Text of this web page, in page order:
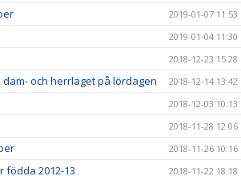
2019-01-07 11:53
2019-01-04 11:30
2018-12-23 15:28
och herrlaget på lördagen 2018-12-14 13:42
2018-12-03 10:13
2018-11-28 12:06
2018-11-26 10:16
födda 2012-13 2018-11-22 18:18